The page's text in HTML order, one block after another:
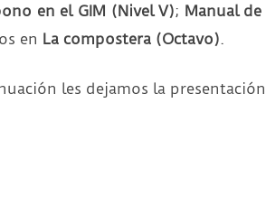
en el GIM (Nivel V); Manual
en La compostera (Octavo).
les dejamos la